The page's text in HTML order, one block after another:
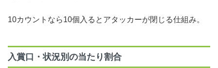
10カウントなら10個入るとアタッカーが閉じる仕組み。
入賞口・状況別の当たり割合